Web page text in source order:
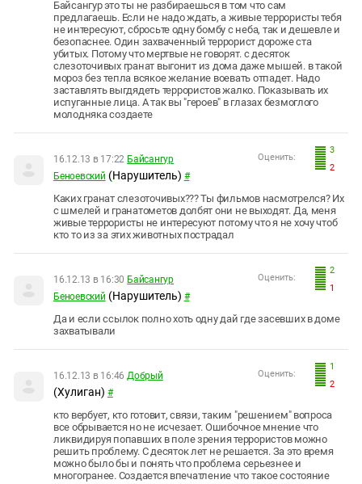
Байсангур это ты не разбираешься в том что сам
предлагаешь. Если не надо ждать, а живые террористы тебя
не интересуют, сбросьте одну бомбу с неба, так и дешевле и
безопаснее. Один захваченный террорист дороже ста
убитых. Потому что мертвые не говорят. с десяток
слезоточивых гранат выгонит из дома даже мышей. в такой
мороз без тепла всякое желание воевать отпадет. Надо
заставлять выгдядеть террористов жалко. Показывать их
испуганные лица. А так вы "героев" в глазах безмоглого
молодняка создаете
3
2
Оценить:
16.12.13 в 17:22 Байсангур
Беноевский (Нарушитель) #
Каких гранат слезоточивых??? Ты фильмов насмотрелся? Их
с шмелей и гранатометов долбят они не выходят. Да, меня
живые террористы не интересуют потому что я не хочу чтоб
кто то из за этих животных пострадал
2
1
Оценить:
16.12.13 в 16:30 Байсангур
Беноевский (Нарушитель) #
Да и если ссылок полно хоть одну дай где засевших в доме
захватывали
1
2
Оценить:
16.12.13 в 16:46 Добрый
(Хулиган) #
кто вербует, кто готовит, связи, таким "решением" вопроса
все обрывается но не исчезает. Ошибочное мнение что
ликвидируя попавших в поле зрения террористов можно
решить проблему. С десяток лет не решается. За это время
можно было бы и понять что проблема серьезнее и
многогранее. Создается впечатление что такое состояние